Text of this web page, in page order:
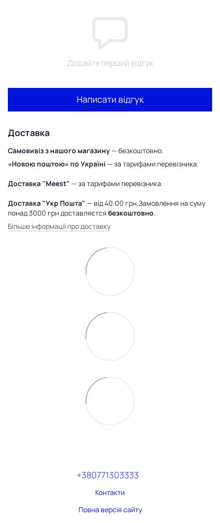
Додайте перший відгук
Написати відгук
Доставка
Самовивіз з нашого магазину— безкоштовно.
«Новою поштою» по Україні — за тарифами перевізника.
Доставка "Meest" — за тарифами перевізника.
Доставка "Укр Пошта" — від 40.00 грн.Замовлення на суму
понад 3000 грн доставляєтся безкоштовно.
Більше інформації про доставку
+380771303333
Контакти
Повна версія сайту